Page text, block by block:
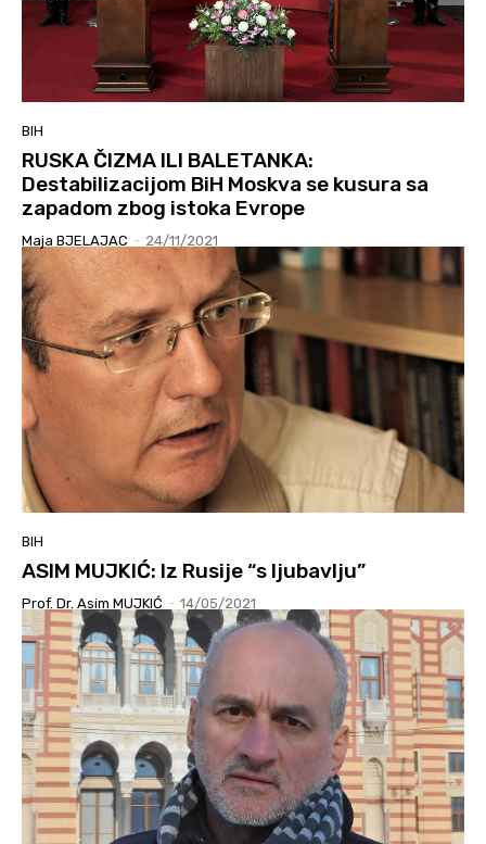
BIH
RUSKA ČIZMA ILI BALETANKA:
Destabilizacijom BiH Moskva se kusura sa
zapadom zbog istoka Evrope
Maja BJELAJAC - 24/11/2021
BIH
ASIM MUJKIĆ: Iz Rusije “s ljubavlju”
Prof. Dr. Asim MUJKIĆ - 14/05/2021